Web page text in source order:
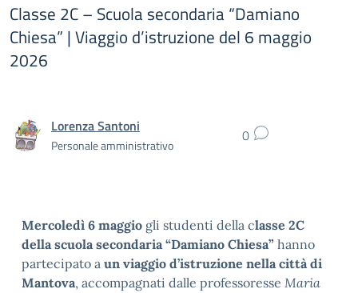
Classe 2C – Scuola secondaria “Damiano
Chiesa” | Viaggio d’istruzione del 6 maggio
2026
Lorenza Santoni
Personale amministrativo 0
Mercoledì 6 maggio gli studenti della classe 2C
della scuola secondaria “Damiano Chiesa” hanno
partecipato a un viaggio d’istruzione nella città di
Mantova, accompagnati dalle professoresse Maria